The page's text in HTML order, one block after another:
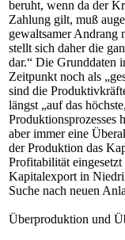
beruht, wenn da der
Zahlung gilt, muß
gewaltsamer Andrang
stellt sich daher die
dar.“ Die Grunddaten
Zeitpunkt noch als
sind die
längst „auf das
Produktionsprozesses
aber immer eine
der Produktion das
Profitabilität
Kapitalexport in
Suche nach neuen
Überproduktion und